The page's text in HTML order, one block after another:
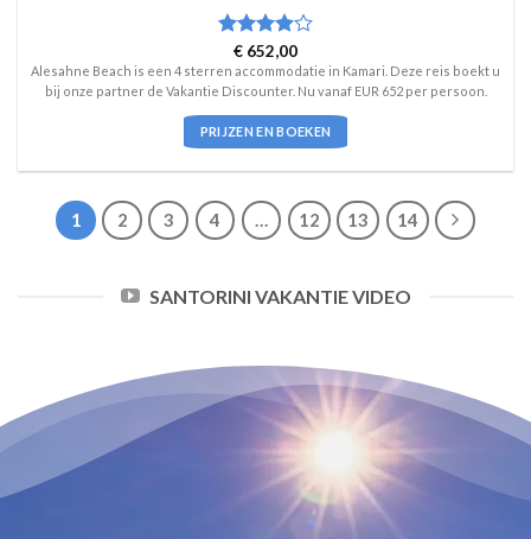
Waardering
4uit 5
€ 652,00
Alesahne Beach is een 4 sterren accommodatie in Kamari. Deze reis boekt u
bij onze partner de Vakantie Discounter. Nu vanaf EUR 652 per persoon.
PRIJZEN EN BOEKEN
1 2 3 4 … 12 13 14
SANTORINI VAKANTIE VIDEO